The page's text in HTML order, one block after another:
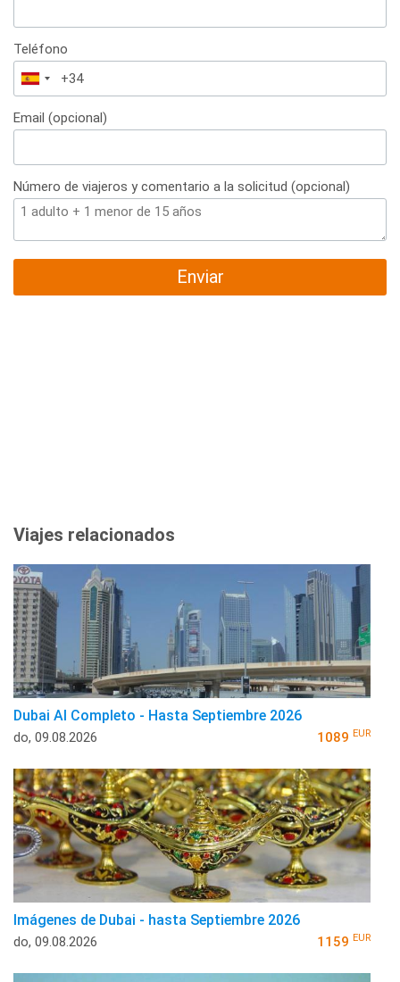
Teléfono
España
+34
Email (opcional)
Número de viajeros y comentario a la solicitud (opcional)
Enviar
Viajes relacionados
Dubai Al Completo - Hasta Septiembre 2026
do, 09.08.2026 1089 EUR
Imágenes de Dubai - hasta Septiembre 2026
do, 09.08.2026 1159 EUR